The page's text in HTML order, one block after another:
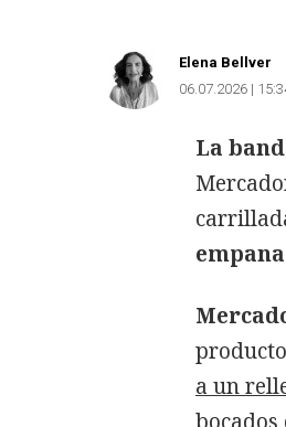
Elena Bellver
06.07.2026 |
La
a un